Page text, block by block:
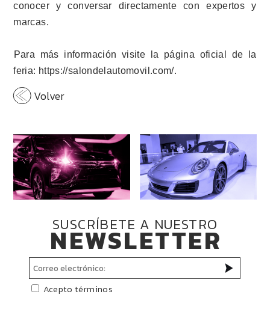
conocer y conversar directamente con expertos y
marcas.
Para más información visite la página oficial de la
feria: https://salondelautomovil.com/.
Volver
SUSCRÍBETE A NUESTRO
NEWSLETTER
Acepto términos